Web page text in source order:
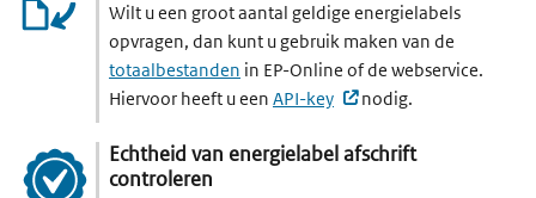
Wilt u een groot aantal geldige energielabels
opvragen, dan kunt u gebruik maken van de
totaalbestanden in EP-Online of de webservice.
Hiervoor heeft u een API-key (externe website,
nodig.
Echtheid van energielabel afschrift
controleren